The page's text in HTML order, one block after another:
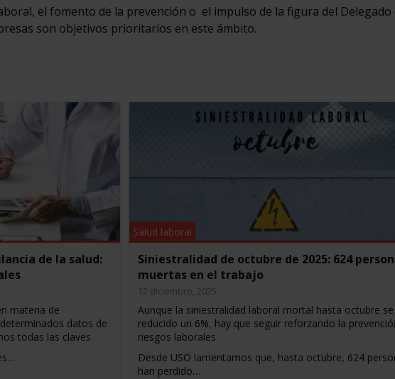
el fomento de la prevención o el impulso de la figura del Delegado
son objetivos prioritarios en este ámbito.
de la salud:
materia de
datos de
todas las claves
Salud laboral
Siniestralidad de octubre de 2025: 624
muertas en el trabajo
12 diciembre, 2025
Aunque la siniestralidad laboral mortal hasta octubre
reducido un 6%, hay que seguir reforzando la
riesgos laborales
Desde USO lamentamos que, hasta octubre, 624
han perdido…